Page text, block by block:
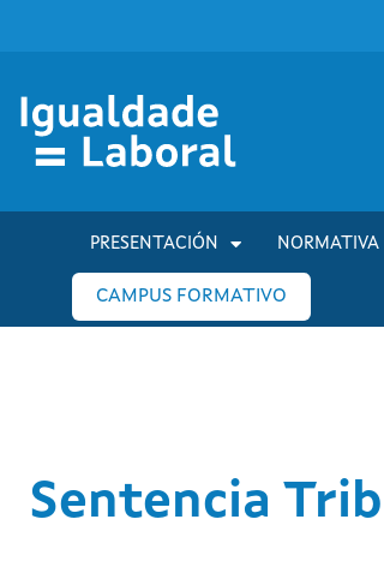
PRESENTACIÓN NORMATIVA
CAMPUS FORMATIVO
Sentencia